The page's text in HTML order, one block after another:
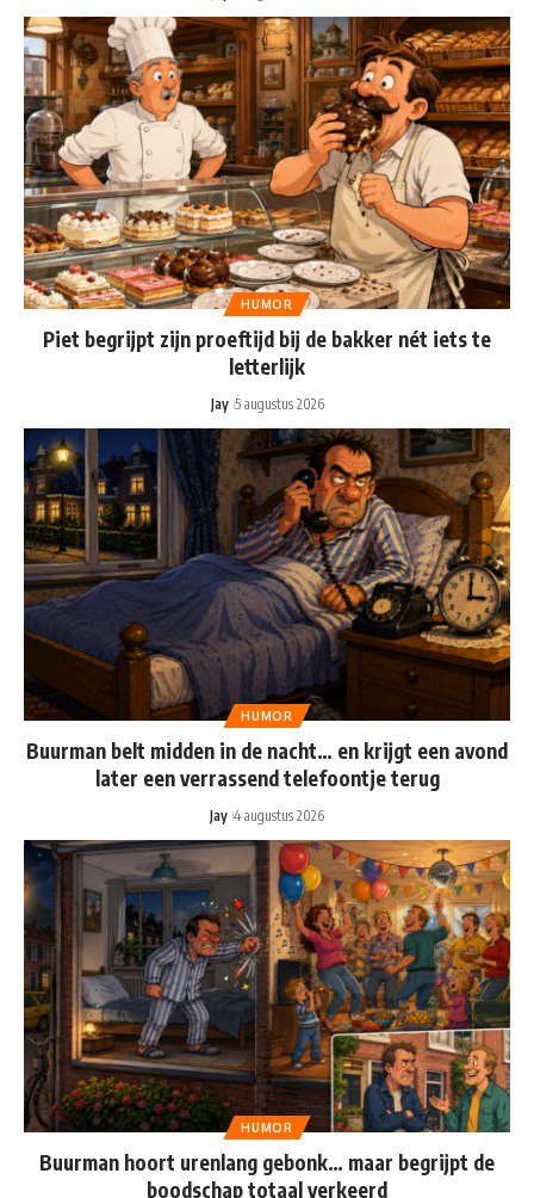
HUMOR
Piet begrijpt zijn proeftijd bij de bakker nét iets te
letterlijk
Jay 5 augustus 2026
HUMOR
Buurman belt midden in de nacht… en krijgt een avond
later een verrassend telefoontje terug
Jay 4 augustus 2026
HUMOR
Buurman hoort urenlang gebonk… maar begrijpt de
boodschap totaal verkeerd